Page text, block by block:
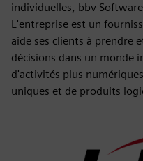
individuelles, bbv
L'entreprise est un
aide ses clients à prendre
décisions dans un monde
d'activités plus
uniques et de produits